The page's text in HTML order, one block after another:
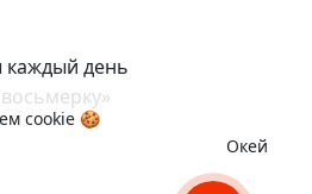
cookie 🍪
Окей